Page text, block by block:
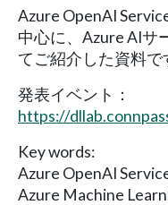
Azure OpenAI
中心に、Azure AIサ
てご紹介した資料で
発表イベント：
https://
Key words:
Azure OpenAI
Azure Machine